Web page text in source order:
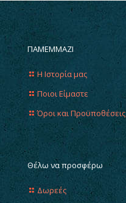
ΠΑΜΕΜΜΑΖΙ
Η Ιστορία μας
Ποιοι Είμαστε
Όροι και Προϋποθέσεις
Θέλω να προσφέρω
Δωρεές